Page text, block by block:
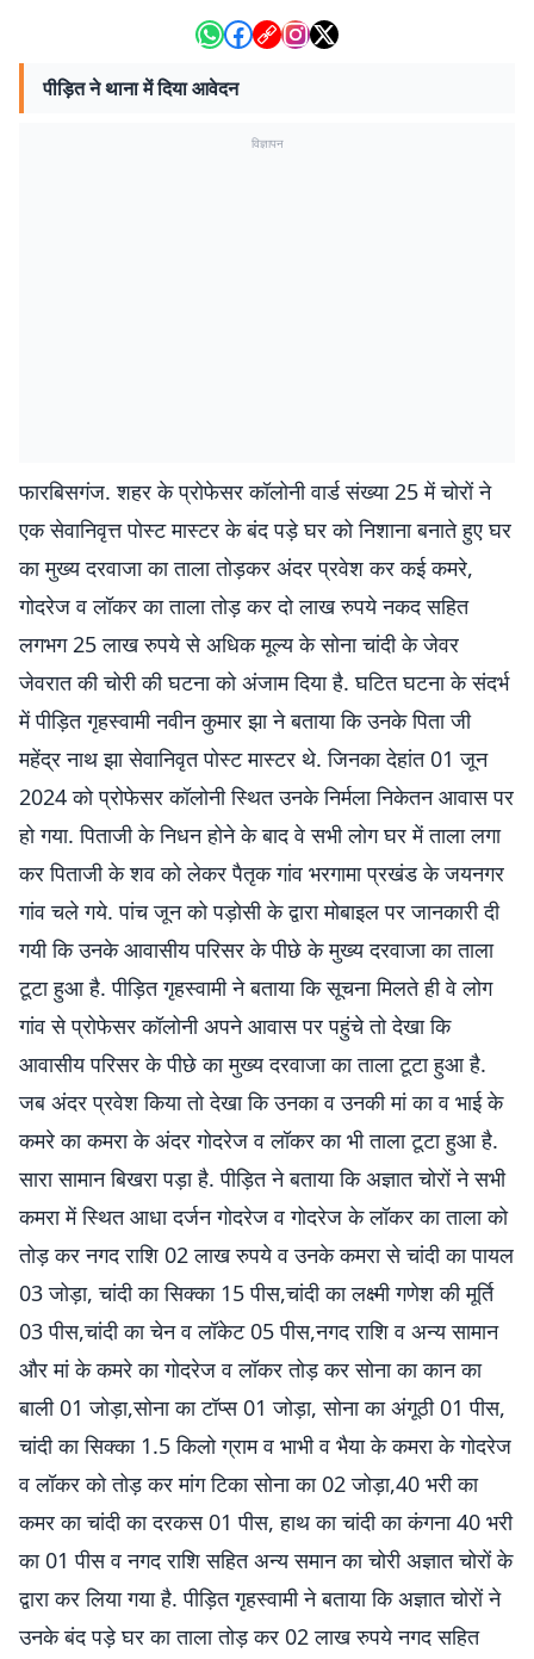
पीड़ित ने थाना में दिया आवेदन
विज्ञापन
फारबिसगंज. शहर के प्रोफेसर कॉलोनी वार्ड संख्या 25 में चोरों ने
एक सेवानिवृत्त पोस्ट मास्टर के बंद पड़े घर को निशाना बनाते हुए घर
का मुख्य दरवाजा का ताला तोड़कर अंदर प्रवेश कर कई कमरे,
गोदरेज व लॉकर का ताला तोड़ कर दो लाख रुपये नकद सहित
लगभग 25 लाख रुपये से अधिक मूल्य के सोना चांदी के जेवर
जेवरात की चोरी की घटना को अंजाम दिया है. घटित घटना के संदर्भ
में पीड़ित गृहस्वामी नवीन कुमार झा ने बताया कि उनके पिता जी
महेंद्र नाथ झा सेवानिवृत पोस्ट मास्टर थे. जिनका देहांत 01 जून
2024 को प्रोफेसर कॉलोनी स्थित उनके निर्मला निकेतन आवास पर
हो गया. पिताजी के निधन होने के बाद वे सभी लोग घर में ताला लगा
कर पिताजी के शव को लेकर पैतृक गांव भरगामा प्रखंड के जयनगर
गांव चले गये. पांच जून को पड़ोसी के द्वारा मोबाइल पर जानकारी दी
गयी कि उनके आवासीय परिसर के पीछे के मुख्य दरवाजा का ताला
टूटा हुआ है. पीड़ित गृहस्वामी ने बताया कि सूचना मिलते ही वे लोग
गांव से प्रोफेसर कॉलोनी अपने आवास पर पहुंचे तो देखा कि
आवासीय परिसर के पीछे का मुख्य दरवाजा का ताला टूटा हुआ है.
जब अंदर प्रवेश किया तो देखा कि उनका व उनकी मां का व भाई के
कमरे का कमरा के अंदर गोदरेज व लॉकर का भी ताला टूटा हुआ है.
सारा सामान बिखरा पड़ा है. पीड़ित ने बताया कि अज्ञात चोरों ने सभी
कमरा में स्थित आधा दर्जन गोदरेज व गोदरेज के लॉकर का ताला को
तोड़ कर नगद राशि 02 लाख रुपये व उनके कमरा से चांदी का पायल
03 जोड़ा, चांदी का सिक्का 15 पीस,चांदी का लक्ष्मी गणेश की मूर्ति
03 पीस,चांदी का चेन व लॉकेट 05 पीस,नगद राशि व अन्य सामान
और मां के कमरे का गोदरेज व लॉकर तोड़ कर सोना का कान का
बाली 01 जोड़ा,सोना का टॉप्स 01 जोड़ा, सोना का अंगूठी 01 पीस,
चांदी का सिक्का 1.5 किलो ग्राम व भाभी व भैया के कमरा के गोदरेज
व लॉकर को तोड़ कर मांग टिका सोना का 02 जोड़ा,40 भरी का
कमर का चांदी का दरकस 01 पीस, हाथ का चांदी का कंगना 40 भरी
का 01 पीस व नगद राशि सहित अन्य समान का चोरी अज्ञात चोरों के
द्वारा कर लिया गया है. पीड़ित गृहस्वामी ने बताया कि अज्ञात चोरों ने
उनके बंद पड़े घर का ताला तोड़ कर 02 लाख रुपये नगद सहित